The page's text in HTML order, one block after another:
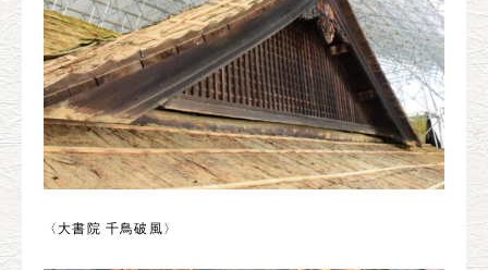
〈大書院 千鳥破風〉